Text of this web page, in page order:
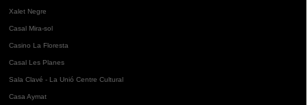
Xalet Negre
Casal Mira-sol
Casino La Floresta
Casal Les Planes
Sala Clavé - La Unió Centre Cultural
Casa Aymat